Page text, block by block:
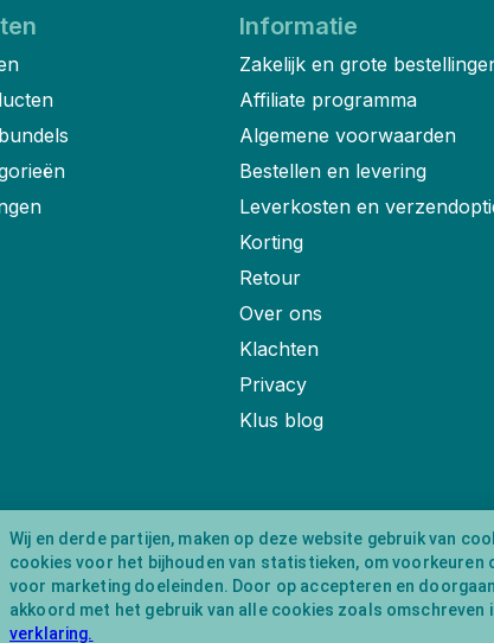
Wij en derde partijen, maken op deze website gebruik van
cookies voor het bijhouden van statistieken, om voorkeuren
voor marketing doeleinden. Door op accepteren en
akkoord met het gebruik van alle cookies zoals omschreven
verklaring.
Informatie
Zakelijk en grote
Affiliate programma
Algemene voorwaarden
Bestellen en levering
Leverkosten en
Korting
Retour
Over ons
Klachten
Privacy
Klus blog